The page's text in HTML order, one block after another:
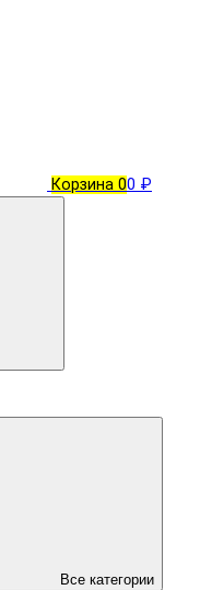
Корзина 00 ₽
Все категории